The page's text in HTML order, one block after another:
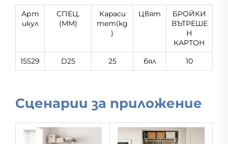
Арт
икул
СПЕЦ.
(MM)
Кapacи
тeт(kg
)
Цвят
БРОЙКИ
ВЪТРЕШЕ
Н
КАРТОН
15529
D25 25 бял 10
Сценарии за приложение